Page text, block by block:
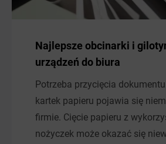
Najlepsze obcinarki i
urządzeń do biura
Potrzeba przycięcia
kartek papieru pojawia się
firmie. Cięcie papieru z
nożyczek może okazać się